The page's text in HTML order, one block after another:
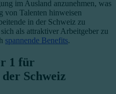
im Ausland anzunehmen, was
von Talenten hinweisen
in der Schweiz zu
als attraktiver Arbeitgeber zu
spannende Benefits.
1 für
Schweiz